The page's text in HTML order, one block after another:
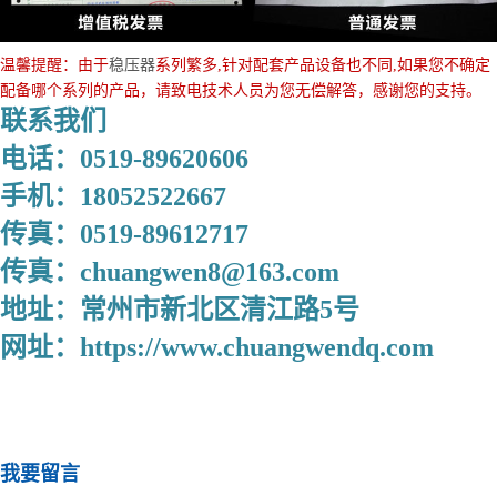
温馨提醒：由于稳压器系列繁多,针对配套产品设备也不同,如果您不确定
配备哪个系列的产品，请致电技术人员为您无偿解答，感谢您的支持。
联系我们
电话：0519-89620606
手机：18052522667
传真：0519-89612717
传真：chuangwen8@163.com
地址：常州市新北区清江路5号
网址：https://www.chuangwendq.com
我要留言